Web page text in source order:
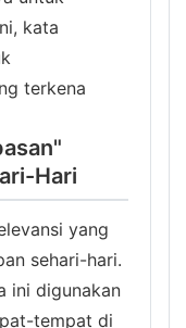
kata
terkena
Hari
yang
sehari-hari.
ini digunakan
tempat di